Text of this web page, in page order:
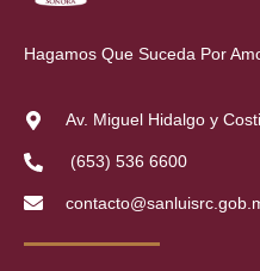
Hagamos Que Suceda Por
Av. Miguel Hidalgo y
(653) 536 6600